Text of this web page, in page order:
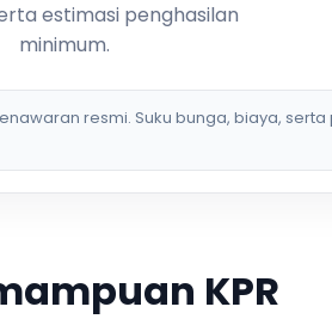
estimasi penghasilan
minimum.
resmi. Suku bunga, biaya,
KPR